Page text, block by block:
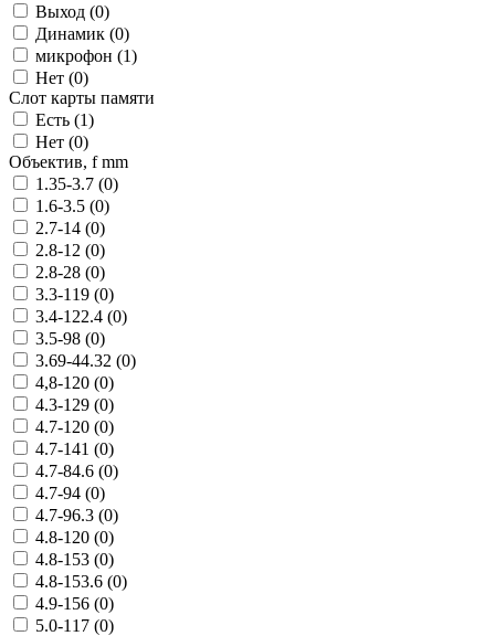
Выход (0)
Динамик (0)
микрофон (1)
Нет (0)
Слот карты памяти
Есть (1)
Нет (0)
Объектив, f mm
1.35-3.7 (0)
1.6-3.5 (0)
2.7-14 (0)
2.8-12 (0)
2.8-28 (0)
3.3-119 (0)
3.4-122.4 (0)
3.5-98 (0)
3.69-44.32 (0)
4,8-120 (0)
4.3-129 (0)
4.7-120 (0)
4.7-141 (0)
4.7-84.6 (0)
4.7-94 (0)
4.7-96.3 (0)
4.8-120 (0)
4.8-153 (0)
4.8-153.6 (0)
4.9-156 (0)
5.0-117 (0)